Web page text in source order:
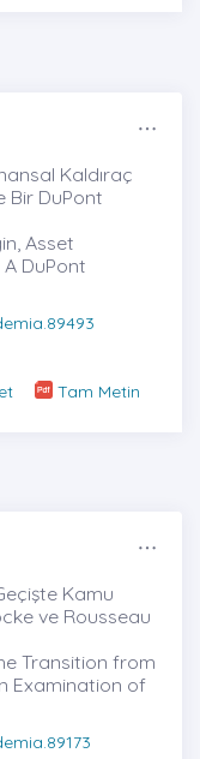
Kaldıraç
Bir DuPont
Asset
DuPont
Tam Metin
Kamu
ve Rousseau
Transition from
Examination of